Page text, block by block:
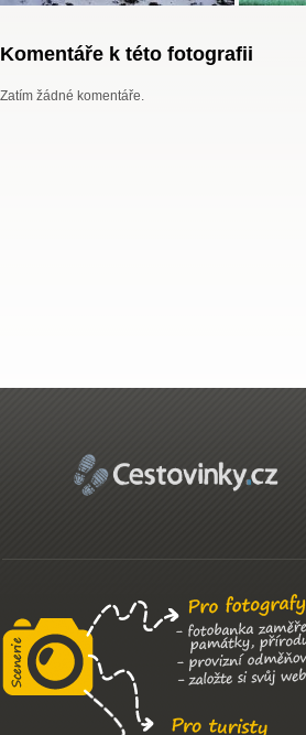
Komentáře k této fotografii
Zatím žádné komentáře.